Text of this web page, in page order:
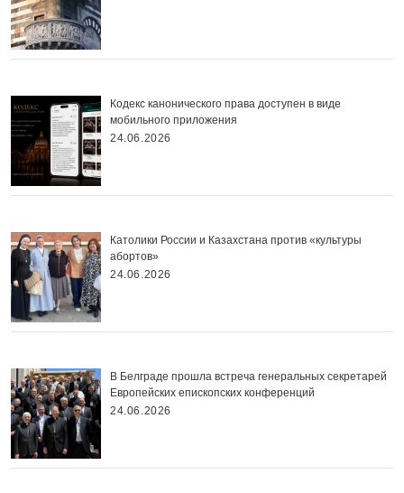
Кодекс канонического права доступен в виде
мобильного приложения
24.06.2026
Католики России и Казахстана против «культуры
абортов»
24.06.2026
В Белграде прошла встреча генеральных секретарей
Европейских епископских конференций
24.06.2026